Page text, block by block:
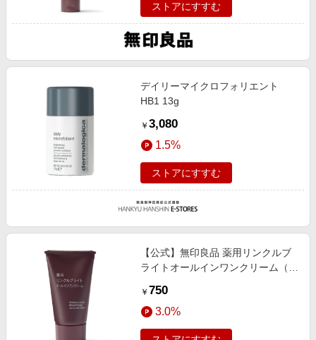
ストアにすすむ
デイリーマイクロフォリエント
HB1 13g
￥ 3,080
1.5%
ストアにすすむ
【公式】無印良品 薬用リンクルブ
ライトオールインワンクリーム（携
￥ 750
3.0%